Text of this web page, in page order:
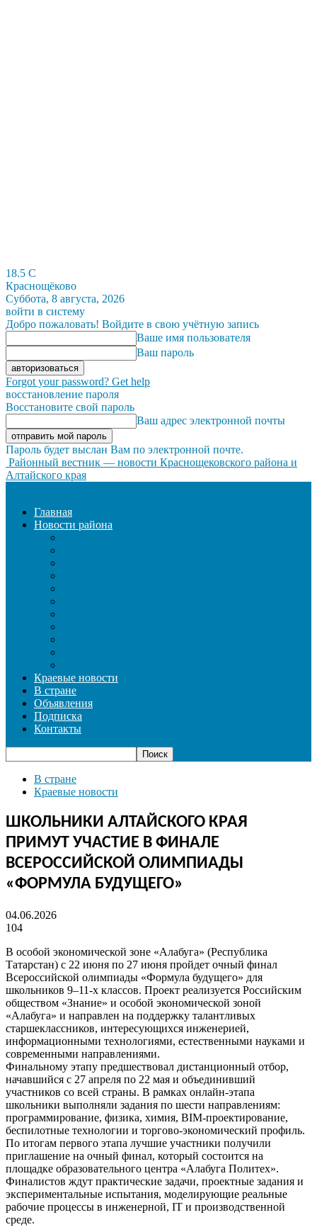
18.5 C
Краснощёково
Суббота, 8 августа, 2026
войти в систему
Добро пожаловать! Войдите в свою учётную запись
Ваше имя пользователя
Ваш пароль
Forgot your password? Get help
восстановление пароля
Восстановите свой пароль
Ваш адрес электронной почты
Пароль будет выслан Вам по электронной почте.
Районный вестник — новости Краснощековского района и
Алтайского края
Главная
Новости района
Краевые новости
В стране
Объявления
Подписка
Контакты
В стране
Краевые новости
ШКОЛЬНИКИ АЛТАЙСКОГО КРАЯ
ПРИМУТ УЧАСТИЕ В ФИНАЛЕ
ВСЕРОССИЙСКОЙ ОЛИМПИАДЫ
«ФОРМУЛА БУДУЩЕГО»
04.06.2026
104
В особой экономической зоне «Алабуга» (Республика
Татарстан) с 22 июня по 27 июня пройдет очный финал
Всероссийской олимпиады «Формула будущего» для
школьников 9–11-х классов. Проект реализуется Российским
обществом «Знание» и особой экономической зоной
«Алабуга» и направлен на поддержку талантливых
старшеклассников, интересующихся инженерией,
информационными технологиями, естественными науками и
современными направлениями.
Финальному этапу предшествовал дистанционный отбор,
начавшийся с 27 апреля по 22 мая и объединивший
участников со всей страны. В рамках онлайн-этапа
школьники выполняли задания по шести направлениям:
программирование, физика, химия, BIM-проектирование,
беспилотные технологии и торгово-экономический профиль.
По итогам первого этапа лучшие участники получили
приглашение на очный финал, который состоится на
площадке образовательного центра «Алабуга Политех».
Финалистов ждут практические задачи, проектные задания и
экспериментальные испытания, моделирующие реальные
рабочие процессы в инженерной, IT и производственной
среде.